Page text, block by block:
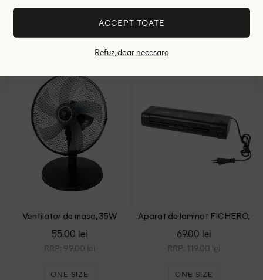
RRP: 199.00 lei RRP: 129.00 lei
Ventilator de masa, 35W
55.00 lei
RRP: 99.00 lei
ONE SIZE
Aparat de laminat FICHERO,
69.00 lei
RRP: 119.00 lei
ONE SIZE
ACCEPT TOATE
Refuz, doar necesare